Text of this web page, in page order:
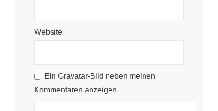
Website
EinGravatar-Bild neben meinen
Kommentaren anzeigen.